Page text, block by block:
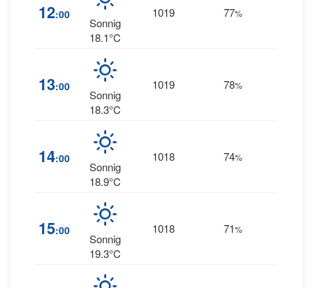
12:00
Sonnig
18.1°C
1019 77%
13:00
Sonnig
18.3°C
1019 78%
14:00
Sonnig
18.9°C
1018 74%
15:00
Sonnig
19.3°C
1018 71%